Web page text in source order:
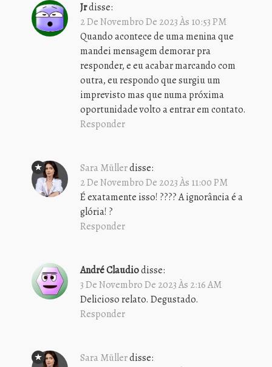
Jrdisse:
2 De Novembro De 2023 Às 10:53 PM
Quando acontece de uma menina que
mandei mensagem demorar pra
responder, e eu acabar marcando com
outra, eu respondo que surgiu um
imprevisto mas que numa próxima
oportunidade volto a entrar em contato.
Responder
Sara Müllerdisse:
2 De Novembro De 2023 Às 11:00 PM
É exatamente isso! ???? A ignorância é a
glória! ?
Responder
André Claudiodisse:
3 De Novembro De 2023 Às 2:16 AM
Delicioso relato. Degustado.
Responder
Sara Müllerdisse: